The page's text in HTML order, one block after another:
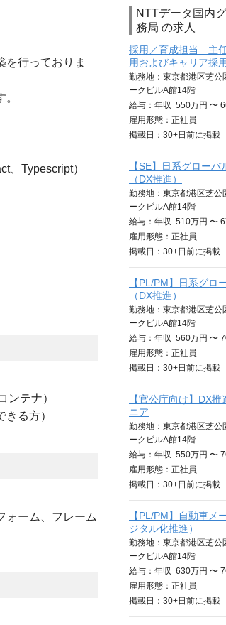
を行っておりま
、Typescript）
ンテナ）
る方）
ォーム、フレーム
NTTデータ国内
務局 の求人
採用／育成担当 主
用およびキャリア採
勤務地：東京都港区芝
ークビルA館14階
給与： 年収 550万円 〜
雇用形態：正社員
掲載日： 30+日 前に掲載
【SE】日系グロー
（DX推進）
勤務地：東京都港区芝
ークビルA館14階
給与： 年収 510万円 〜
雇用形態：正社員
掲載日： 30+日 前に掲載
【PL/PM】日系グロ
（DX推進）
勤務地：東京都港区芝
ークビルA館14階
給与： 年収 560万円 〜
雇用形態：正社員
掲載日： 30+日 前に掲載
【官公庁向け】DX
ニア
勤務地：東京都港区芝
ークビルA館14階
給与： 年収 550万円 〜
雇用形態：正社員
掲載日： 30+日 前に掲載
【PL/PM】自動車メ
ジタル化推進）
勤務地：東京都港区芝
ークビルA館14階
給与： 年収 630万円 〜
雇用形態：正社員
掲載日： 30+日 前に掲載